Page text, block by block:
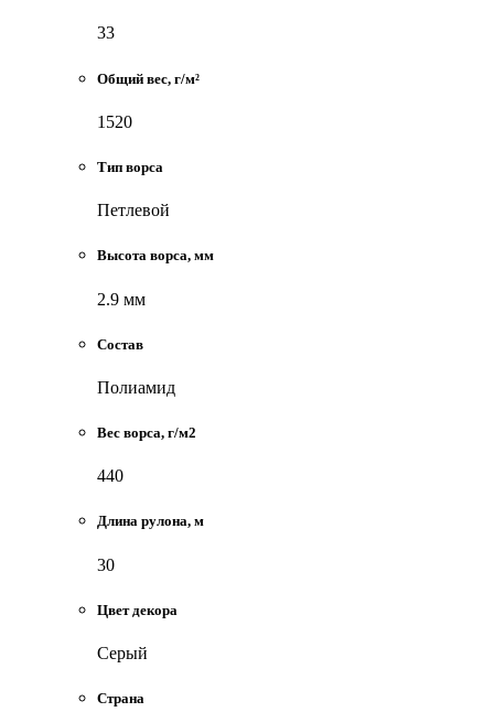
33
Общий вес, г/м²
1520
Тип ворса
Петлевой
Высота ворса, мм
2.9 мм
Состав
Полиамид
Вес ворса, г/м2
440
Длина рулона, м
30
Цвет декора
Серый
Страна